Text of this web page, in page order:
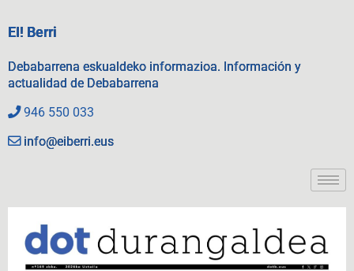
EI! Berri
Debabarrena eskualdeko informazioa. Información y
actualidad de Debabarrena
946 550 033
info@eiberri.eus